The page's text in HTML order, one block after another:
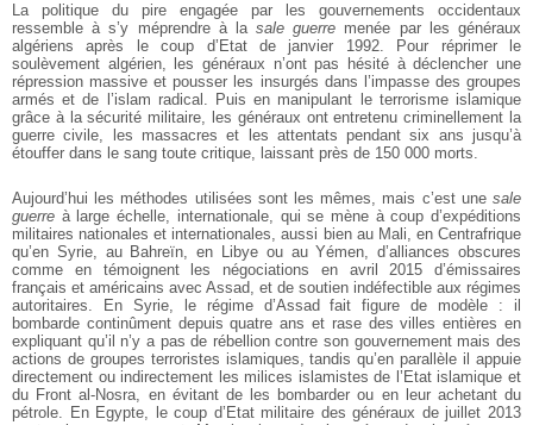
La politique du pire engagée par les gouvernements occidentaux
ressemble à s’y méprendre à lasale guerre menée par les généraux
algériens après le coup d’Etat de janvier 1992. Pour réprimer le
soulèvement algérien, les généraux n’ont pas hésité à déclencher une
répression massive et pousser les insurgés dans l’impasse des groupes
armés et de l’islam radical. Puis en manipulant le terrorisme islamique
grâce à la sécurité militaire, les généraux ont entretenu criminellement la
guerre civile, les massacres et les attentats pendant six ans jusqu’à
étouffer dans le sang toute critique, laissant près de 150 000 morts.
Aujourd’hui les méthodes utilisées sont les mêmes, mais c’est une sale
guerre à large échelle, internationale, qui se mène à coup d’expéditions
militaires nationales et internationales, aussi bien au Mali, en Centrafrique
qu’en Syrie, au Bahreïn, en Libye ou au Yémen, d’alliances obscures
comme en témoignent les négociations en avril 2015 d’émissaires
français et américains avec Assad, et de soutien indéfectible aux régimes
autoritaires. En Syrie, le régime d’Assad fait figure de modèle : il
bombarde continûment depuis quatre ans et rase des villes entières en
expliquant qu’il n’y a pas de rébellion contre son gouvernement mais des
actions de groupes terroristes islamiques, tandis qu’en parallèle il appuie
directement ou indirectement les milices islamistes de l’Etat islamique et
du Front al-Nosra, en évitant de les bombarder ou en leur achetant du
pétrole. En Egypte, le coup d’Etat militaire des généraux de juillet 2013